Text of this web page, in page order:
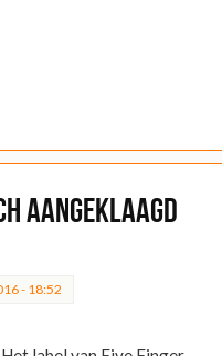
aangeklaagd
- 18:52